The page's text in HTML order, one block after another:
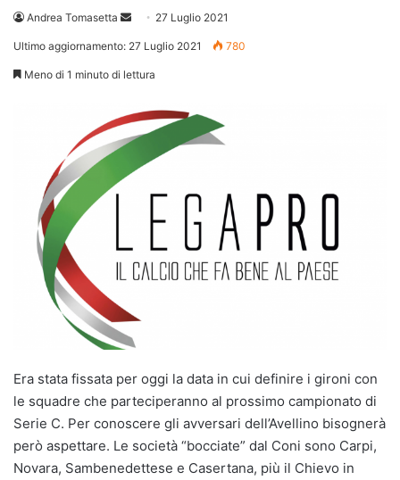
Andrea Tomasetta
Invia 27 Luglio 2021
Ultimo aggiornamento: 27 Luglio 2021 780
Meno di 1 minuto di lettura
Era stata fissata per oggi la data in cui definire i gironi con
le squadre che parteciperanno al prossimo campionato di
Serie C. Per conoscere gli avversari dell’Avellino bisognerà
però aspettare. Le società “bocciate” dal Coni sono Carpi,
Novara, Sambenedettese e Casertana, più il Chievo in